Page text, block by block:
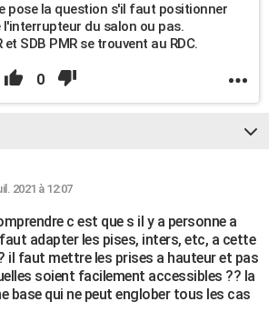
pose la question s'il faut positionner
l'interrupteur du salon ou pas.
SDB PMR se trouvent au RDC.
0
2021 à 12:07
c est que s il y a personne a
adapter les pises, inters, etc, a cette
il faut mettre les prises a hauteur et pas
soient facilement accessibles ?? la
base qui ne peut englober tous les cas